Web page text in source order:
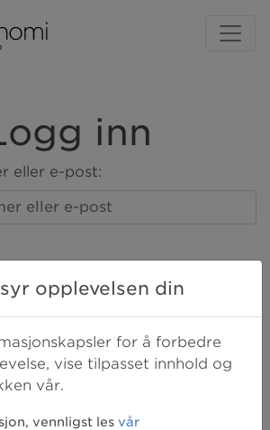
inn
eller e-post:
LOGG INN
opplevelsen din
for å forbedre
vise tilpasset innhold og
vår.
vennligst les vår